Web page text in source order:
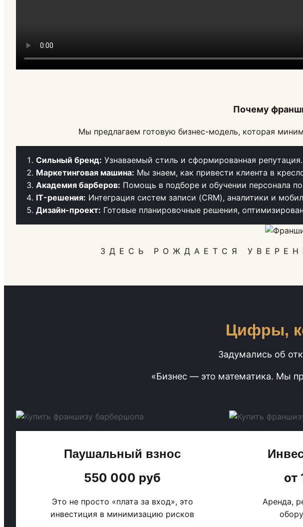
Почему
Мы предлагаем готовую бизнес-модель, которая
Сильный бренд: Узнаваемый стиль и сформированная репутация.
Маркетинговая машина: Мы знаем, как привести клиента в
Академия барберов: Помощь в подборе и обучении персонала по
IT-решения: Интеграция систем записи (CRM), аналитики и
Дизайн-проект: Готовые планировочные решения,
ЗДЕСЬ РОЖДАЕТСЯ
Цифры,
Задумались об
«Бизнес — это математика. Мы
Паушальный взнос
550 000 руб
Это не просто «плата за вход», это
инвестиция в минимизацию рисков
от
Аренда,